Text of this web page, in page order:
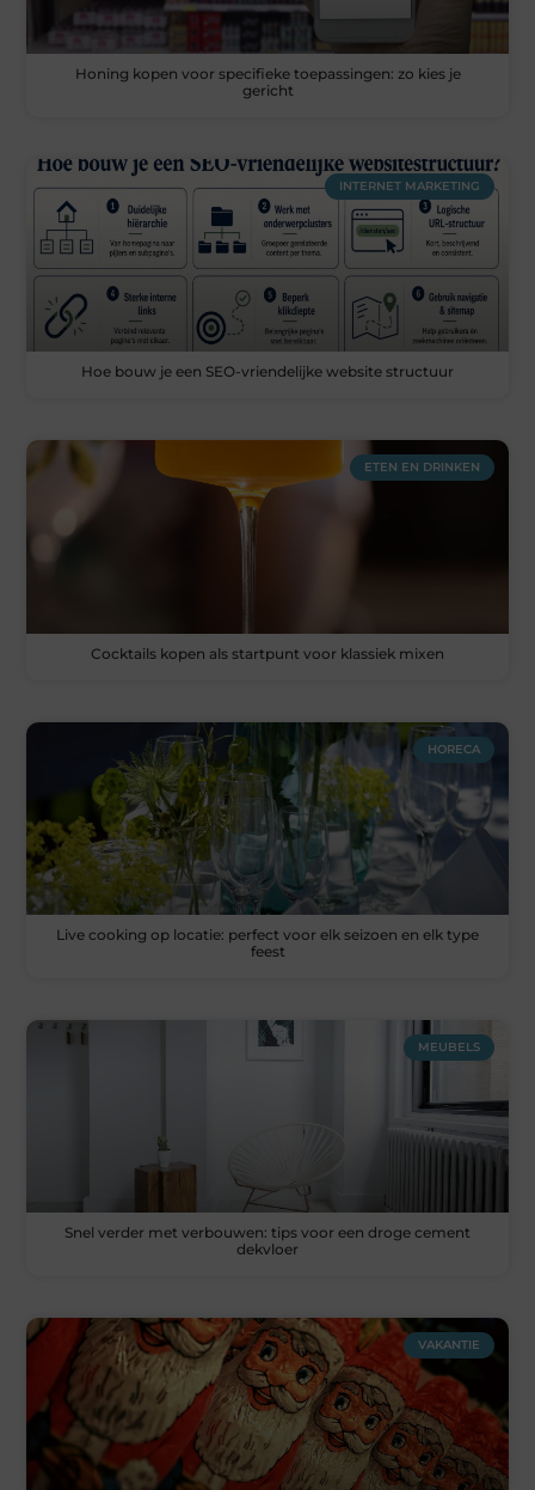
Honing kopen voor specifieke toepassingen: zo kies je
gericht
INTERNET MARKETING
Hoe bouw je een SEO-vriendelijke website structuur
ETEN EN DRINKEN
Cocktails kopen als startpunt voor klassiek mixen
HORECA
Live cooking op locatie: perfect voor elk seizoen en elk type
feest
MEUBELS
Snel verder met verbouwen: tips voor een droge cement
dekvloer
VAKANTIE